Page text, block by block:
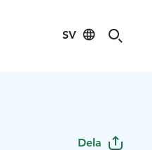
SV
Dela